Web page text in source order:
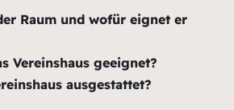
Raum und wofür eignet er
Vereinshaus geeignet?
ausgestattet?